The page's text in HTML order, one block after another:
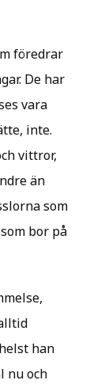
föredrar
De har
vara
inte.
vittror,
än
som
bor på
han
nu och